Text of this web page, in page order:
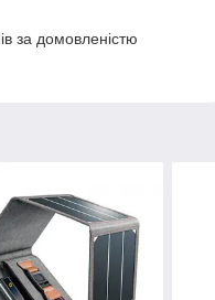
за домовленістю